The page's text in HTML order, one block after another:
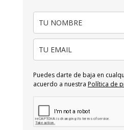
Puedes darte de baja en
acuerdo a nuestra Política de